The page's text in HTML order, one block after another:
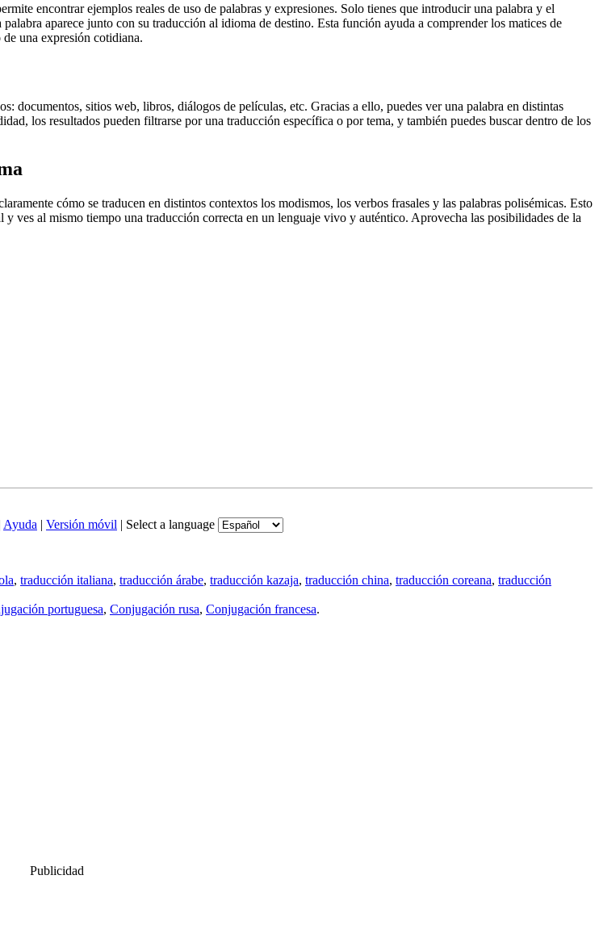
encontrar ejemplos reales de uso de palabras y expresiones. Solo tienes que introducir una palabra y el
aparece junto con su traducción al idioma de destino. Esta función ayuda a comprender los matices de
una expresión cotidiana.
documentos, sitios web, libros, diálogos de películas, etc. Gracias a ello, puedes ver una palabra en distintas
los resultados pueden filtrarse por una traducción específica o por tema, y también puedes buscar dentro de los
cómo se traducen en distintos contextos los modismos, los verbos frasales y las palabras polisémicas. Esto
ves al mismo tiempo una traducción correcta en un lenguaje vivo y auténtico. Aprovecha las posibilidades de la
Ayuda | Versión móvil | Select a language
, traducción italiana, traducción árabe, traducción kazaja, traducción china, traducción coreana, traducción
portuguesa, Conjugación rusa, Conjugación francesa.
Publicidad